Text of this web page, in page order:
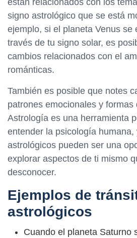
están relacionados con los
signo astrológico que se está
ejemplo, si el planeta Venus se
través de tu signo solar, es
cambios relacionados con el
románticas.
También es posible que notes
patrones emocionales y formas
Astrología es una herramienta
entender la psicología humana,
astrológicos pueden ser una
explorar aspectos de ti mismo
desconocer.
Ejemplos de
astrológicos
Cuando el planeta Saturno